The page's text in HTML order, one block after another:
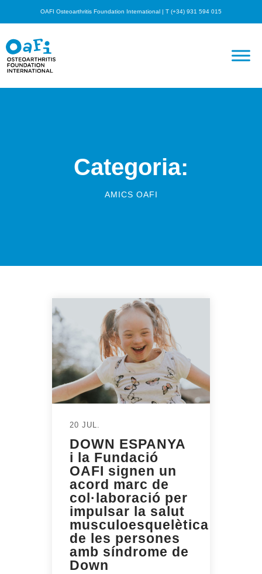
OAFI Osteoarthritis Foundation International | T (+34) 931 594 015
Categoria:
AMICS OAFI
20 JUL.
DOWN ESPANYA
i la Fundació
OAFI signen un
acord marc de
col·laboració per
impulsar la salut
musculoesquelètica
de les persones
amb síndrome de
Down